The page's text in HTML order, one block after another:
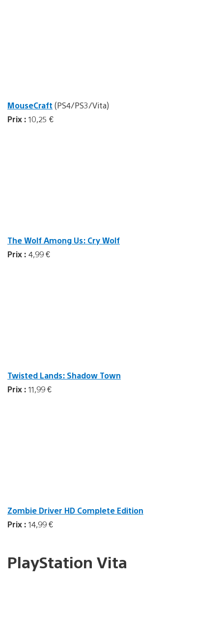
MouseCraft (PS4/PS3/Vita)
Prix : 10,25 €
The Wolf Among Us: Cry Wolf
Prix : 4,99 €
Twisted Lands: Shadow Town
Prix : 11,99 €
Zombie Driver HD Complete Edition
Prix : 14,99 €
PlayStation Vita